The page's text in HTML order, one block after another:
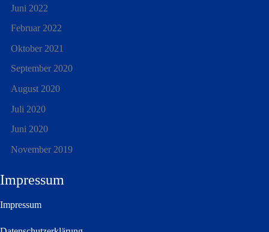
Juni 2022
Februar 2022
Oktober 2021
September 2020
August 2020
Juli 2020
Juni 2020
November 2019
Impressum
Impressum